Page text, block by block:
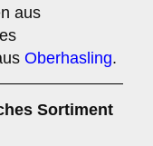
aus
Oberhasling.
Sortiment